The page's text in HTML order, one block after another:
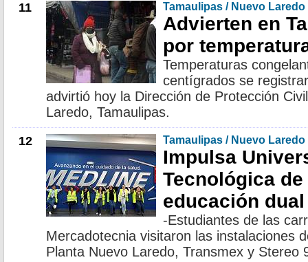
11 Tamaulipas / Nuevo Laredo
Advierten en
por
Temperaturas
centígrados se
advirtió hoy la Dirección de Protección
Laredo, Tamaulipas.
12 Tamaulipas / Nuevo Laredo
Impulsa
Tecnológica
educación dual
-Estudiantes de las
Mercadotecnia visitaron las instalaciones
Planta Nuevo Laredo, Transmex y Stereo